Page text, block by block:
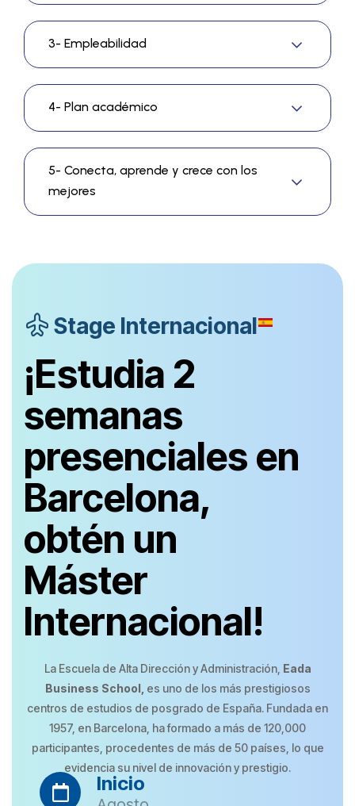
3- Empleabilidad
4- Plan académico
5- Conecta, aprende y crece con los
mejores
Inicio
Stage Internacional
¡Estudia 2
semanas
presenciales en
Barcelona,
obtén un
Máster
Internacional!
La Escuela de Alta Dirección y Administración, Eada
Business School, es uno de los más prestigiosos
centros de estudios de posgrado de España. Fundada en
1957, en Barcelona, ha formado a más de 120,000
participantes, procedentes de más de 50 países, lo que
evidencia su nivel de innovación y prestigio.